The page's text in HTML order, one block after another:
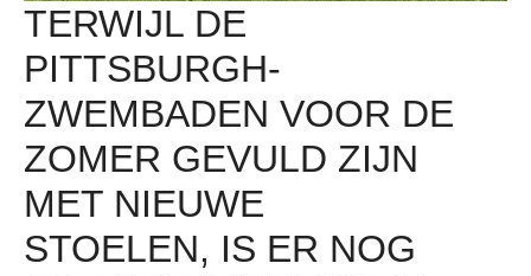
TERWIJL DE
PITTSBURGH-
ZWEMBADEN VOOR DE
ZOMER GEVULD ZIJN
MET NIEUWE
STOELEN, IS ER NOG